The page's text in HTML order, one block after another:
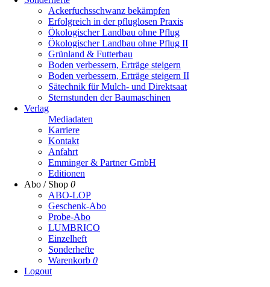
Ackerfuchsschwanz bekämpfen
Erfolgreich in der pfluglosen Praxis
Ökologischer Landbau ohne Pflug
Ökologischer Landbau ohne Pflug II
Grünland & Futterbau
Boden verbessern, Erträge steigern
Boden verbessern, Erträge steigern II
Sätechnik für Mulch- und Direktsaat
Sternstunden der Baumaschinen
Verlag
Mediadaten
Karriere
Kontakt
Anfahrt
Emminger & Partner GmbH
Editionen
Abo / Shop 0
ABO-LOP
Geschenk-Abo
Probe-Abo
LUMBRICO
Einzelheft
Sonderhefte
Warenkorb 0
Logout